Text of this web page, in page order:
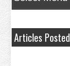
Articles
Category